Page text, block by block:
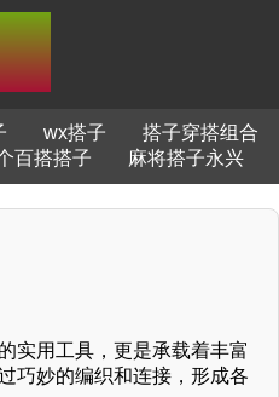
wx搭子 搭子穿搭组合
百搭搭子 麻将搭子永兴
实用工具，更是承载着丰富
巧妙的编织和连接，形成各